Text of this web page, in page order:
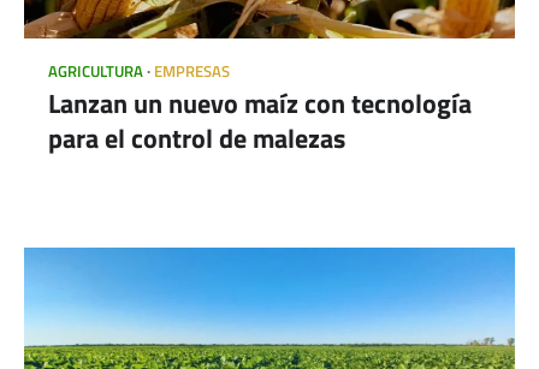
AGRICULTURA EMPRESAS
Lanzan un nuevo maíz con tecnología
para el control de malezas